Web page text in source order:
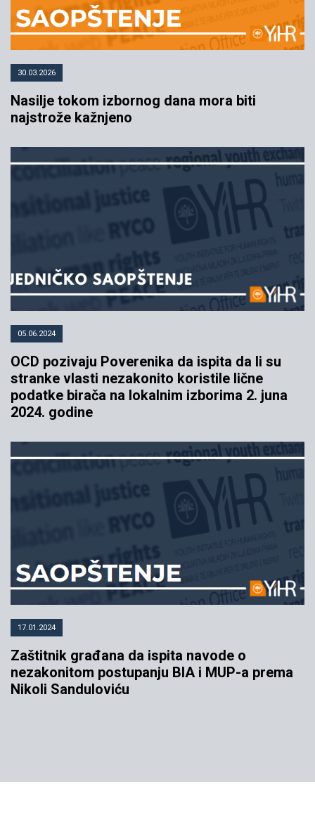
30.03.2026
Nasilje tokom izbornog dana mora biti
najstrože kažnjeno
05.06.2024
OCD pozivaju Poverenika da ispita da li su
stranke vlasti nezakonito koristile lične
podatke birača na lokalnim izborima 2. juna
2024. godine
17.01.2024
Zaštitnik građana da ispita navode o
nezakonitom postupanju BIA i MUP-a prema
Nikoli Sanduloviću